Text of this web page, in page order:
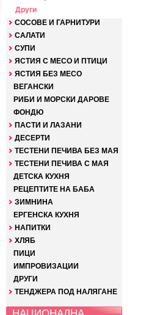
Други
СОСОВЕ И ГАРНИТУРИ
САЛАТИ
СУПИ
ЯСТИЯ С МЕСО И ПТИЦИ
ЯСТИЯ БЕЗ МЕСО
ВЕГАНСКИ
РИБИ И МОРСКИ ДАРОВЕ
ФОНДЮ
ПАСТИ И ЛАЗАНИ
ДЕСЕРТИ
ТЕСТЕНИ ПЕЧИВА БЕЗ МАЯ
ТЕСТЕНИ ПЕЧИВА С МАЯ
ДЕТСКА КУХНЯ
РЕЦЕПТИТЕ НА БАБА
ЗИМНИНА
ЕРГЕНСКА КУХНЯ
НАПИТКИ
ХЛЯБ
ПИЦИ
ИМПРОВИЗАЦИИ
ДРУГИ
ТЕНДЖЕРА ПОД НАЛЯГАНЕ